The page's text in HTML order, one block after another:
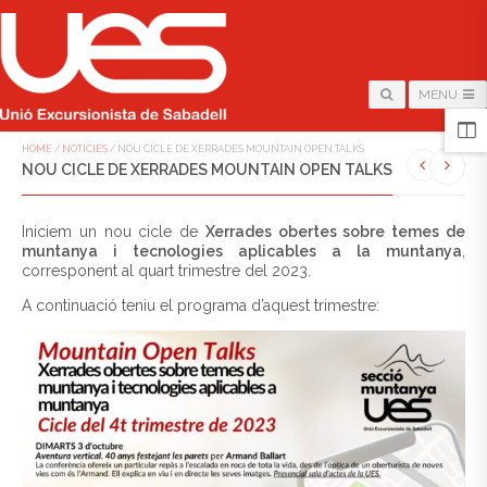
MENU
HOME / NOTÍCIES / NOU CICLE DE XERRADES MOUNTAIN OPEN TALKS
NOU CICLE DE XERRADES MOUNTAIN OPEN TALKS
Iniciem un nou cicle de Xerrades obertes sobre temes de
muntanya i tecnologies aplicables a la muntanya
corresponent al quart trimestre del 2023.
A continuació teniu el programa d’aquest trimestre: